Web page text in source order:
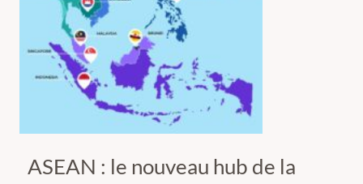
ASEAN : le nouveau hub de la